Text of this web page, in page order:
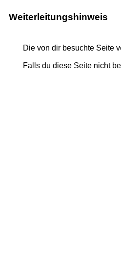
Weiterleitungshinweis
Die von dir besuchte Seite
Falls du diese Seite nicht